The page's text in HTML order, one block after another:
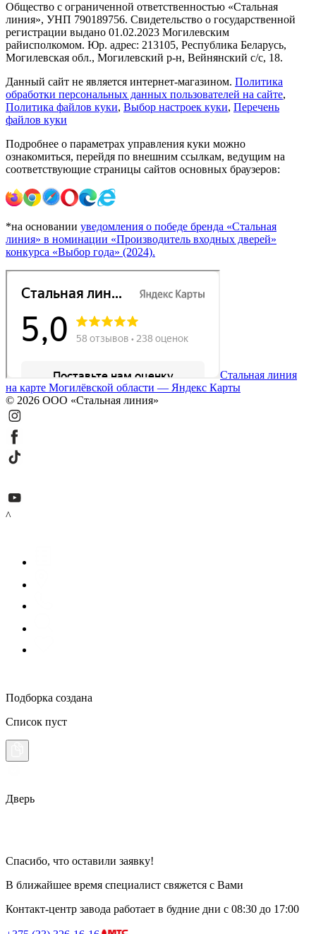
Общество с ограниченной ответственностью «Стальная
линия», УНП 790189756. Свидетельство о государственной
регистрации выдано 01.02.2023 Могилевским
райисполкомом. Юр. адрес: 213105, Республика Беларусь,
Могилевская обл., Могилевский р-н, Вейнянский с/с, 18.
Данный сайт не является интернет-магазином. Политика
обработки персональных данных пользователей на сайте,
Политика файлов куки, Выбор настроек куки, Перечень
файлов куки
Подробнее о параметрах управления куки можно
ознакомиться, перейдя по внешним ссылкам, ведущим на
соответствующие страницы сайтов основных браузеров:
*на основании уведомления о победе бренда «Стальная
линия» в номинации «Производитель входных дверей»
конкурса «Выбор года» (2024).
Стальная линия
на карте Могилёвской области — Яндекс Карты
© 2026 ООО «Стальная линия»
^
Подборка создана
Список пуст
Дверь
Спасибо, что оставили заявку!
В ближайшее время специалист свяжется с Вами
Контакт-центр завода работает в будние дни с 08:30 до 17:00